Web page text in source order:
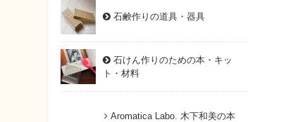
石鹸作りの道具・器具
石けん作りのための本・キッ
ト・材料
Aromatica Labo. 木下和美の本